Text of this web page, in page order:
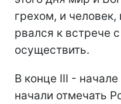
грехом, и человек,
рвался к встрече
осуществить.
В конце III -
начали отмечать